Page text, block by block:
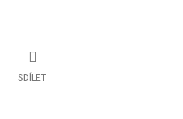
SDÍLET